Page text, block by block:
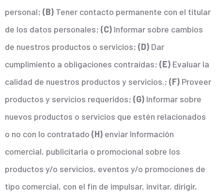
personal; (B) Tener contacto permanente con el titular
de los datos personales; (C) Informar sobre cambios
de nuestros productos o servicios; (D) Dar
cumplimiento a obligaciones contraídas; (E) Evaluar la
calidad de nuestros productos y servicios.; (F) Proveer
productos y servicios requeridos; (G) Informar sobre
nuevos productos o servicios que estén relacionados
o no con lo contratado (H) enviar Información
comercial, publicitaria o promocional sobre los
productos y/o servicios, eventos y/o promociones de
tipo comercial, con el fin de impulsar, invitar, dirigir,